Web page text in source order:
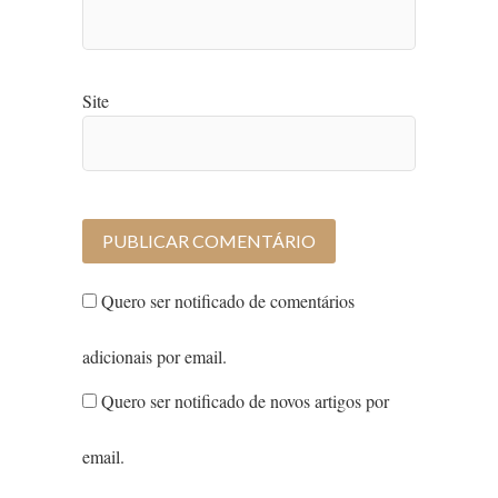
Site
Quero ser notificado de comentários
adicionais por email.
Quero ser notificado de novos artigos por
email.